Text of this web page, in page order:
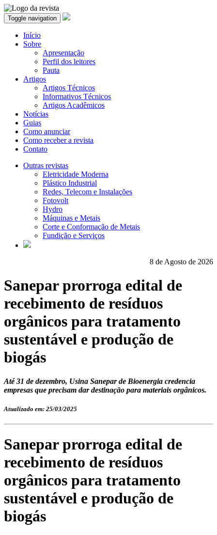
Toggle navigation
Início
Sobre
Apresentação
Perfil dos leitores
Pauta
Artigos
Artigos Técnicos
Informativos Técnicos
Artigos Acadêmicos
Notícias
Guias
Como anunciar
Como receber a revista
Contato
Outras revistas
Eletricidade Moderna
Plástico Industrial
Redes, Telecom e Instalações
Fotovolt
Hydro
Máquinas e Metais
Corte e Conformação de Metais
Fundição e Serviços
8 de Agosto de 2026
Sanepar prorroga edital de
recebimento de resíduos
orgânicos para tratamento
sustentável e produção de
biogás
Até 31 de dezembro, Usina Sanepar de Bioenergia credencia
empresas que precisam dar destinação para materiais orgânicos.
Atualizado em: 25/03/2025
Sanepar prorroga edital de
recebimento de resíduos
orgânicos para tratamento
sustentável e produção de
biogás